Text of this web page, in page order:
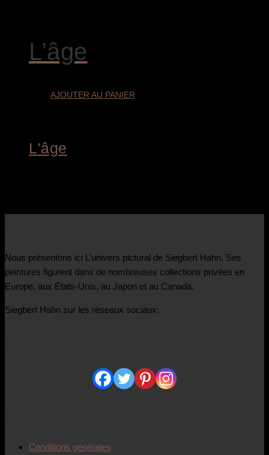
L’âge
AJOUTER AU PANIER
L'âge
Nous présentons ici L’univers pictural de Siegbert Hahn. Ses
peintures figurent dans de nombreuses collections privées en
Europe, aux États-Unis, au Japon et au Canada.
Siegbert Hahn sur les réseaux sociaux:
Conditions générales